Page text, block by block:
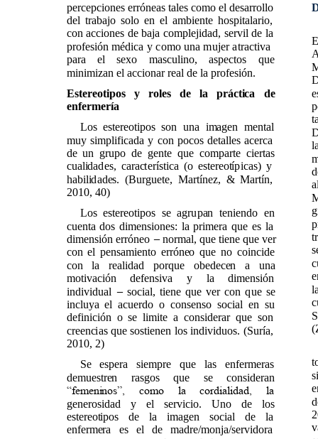
percepciones erróneas tales como el desarrollo
del trabajo solo en el ambiente hospitalario,
con acciones de baja complejidad, servil de la
profesión médica y como una mujer atractiva
para el sexo masculino, aspectos que
minimizan el accionar real de la profesión.
Estereotipos y roles de la práctica de
enfermería
Los estereotipos son una imagen mental
muy simplificada y con pocos detalles acerca
de un grupo de gente ​que comparte ciertas
cualidades, característica (o estereotípicas) y
habilidades. (Burguete, Martínez, & Martín,
2010, 40)
Los estereotipos se agrupan teniendo en
cuenta dos dimensiones: la primera que es la
dimensión erróneo – normal, que tiene que ver
con el pensamiento erróneo que no coincide
con la realidad porque obedecen a una
motivación defensiva y la dimensión
individual – social, tiene que ver con que se
incluya el acuerdo o consenso social en su
definición o se limite a considerar que son
creencias que sostienen los individuos. (Suría,
2010, 2)
Se espera siempre que las enfermeras
demuestren rasgos que se consideran
“femeninos”, como la cordialidad, la
generosidad y el servicio. Uno de los
estereotipos de la imagen social de la
enfermera es el de madre/monja/servidora